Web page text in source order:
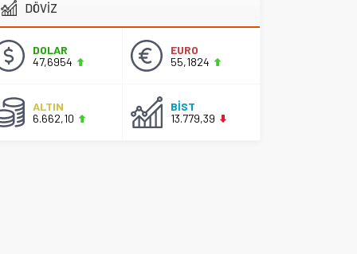
DÖVİZ
DOLAR
47,6954
EURO
55,1824
ALTIN
6.662,10
BİST
13.779,39